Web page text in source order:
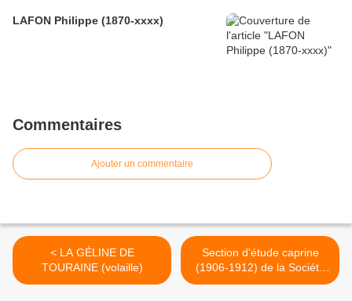
LAFON Philippe (1870-xxxx)
Commentaires
Ajouter un commentaire
< LA GÉLINE DE
TOURAINE (volaille)
Section d'étude caprine
(1906-1912) de la Société
d'Acclimatation de France >